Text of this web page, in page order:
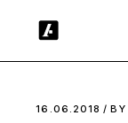
16.06.2018 BY